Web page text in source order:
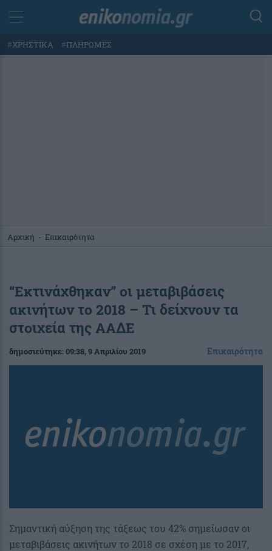
#ΧΡΗΣΤΙΚΑ #ΠΛΗΡΩΜΕΣ
Αρχική - Επικαιρότητα
“Εκτινάχθηκαν” οι μεταβιβάσεις
ακινήτων το 2018 – Τι δείχνουν τα
στοιχεία της ΑΑΔΕ
δημοσιεύτηκε:09:38, 9 Απριλίου 2019 Επικαιρότητα
Σημαντική αύξηση της τάξεως του 42% σημείωσαν οι
μεταβιβάσεις ακινήτων το 2018 σε σχέση με το 2017,